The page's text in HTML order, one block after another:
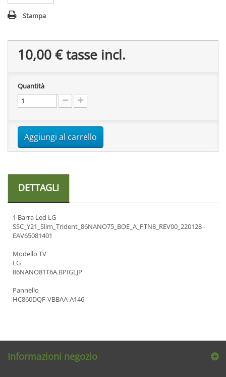
Stampa
10,00 €tasse incl.
Quantità
Aggiungi al carrello
DETTAGLI
1 Barra Led LG
SSC_Y21_Slim_Trident_86NANO75_BOE_A_PTN8_REV00_220128 -
EAV65081401
Modello TV
LG
86NANO81T6A.BPIGLJP
Pannello
HC860DQF-VBBAA-A146
Informazioni negozio